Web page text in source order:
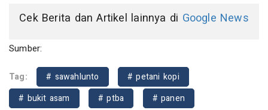
Cek Berita dan Artikel lainnya di Google News
Sumber:
Tag: # sawahlunto
# petani kopi
# bukit asam
# ptba
# panen